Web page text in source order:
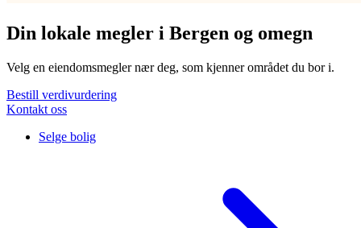
Din lokale megler i Bergen og omegn
Velg en eiendomsmegler nær deg, som kjennerområdet du bor i.
Bestill verdivurdering
Kontakt oss
Selge bolig